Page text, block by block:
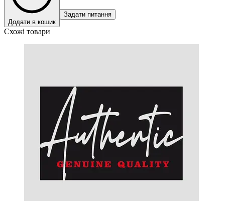
Додати в кошик
Задати питання
Схожі товари